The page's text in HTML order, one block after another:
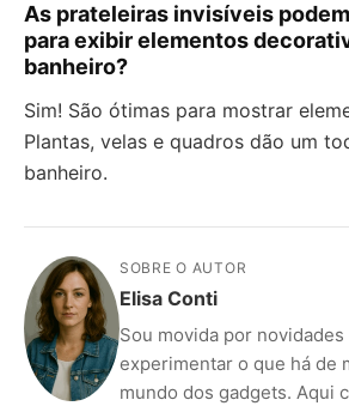
As prateleiras invisíveis
para exibir elementos
banheiro?
Sim! São ótimas para mostrar
Plantas, velas e quadros dão um
banheiro.
SOBRE O AUTOR
Elisa Conti
Sou movida por novidades
experimentar o que há de
mundo dos gadgets. Aqui